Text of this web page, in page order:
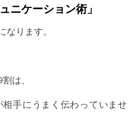
ニケーション術」
ります。
は、
手にうまく伝わっていませ